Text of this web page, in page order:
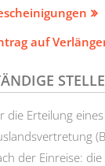
auf
STELLE
die Erteilung
der Einreise: